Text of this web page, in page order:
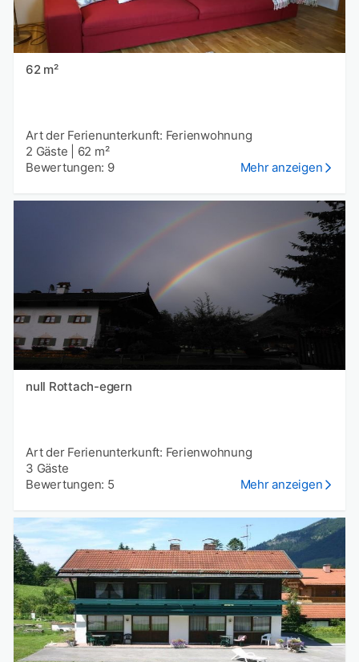
62 m²
Art der Ferienunterkunft: Ferienwohnung
2 Gäste
62 m²
Bewertungen: 9
Mehr anzeigen
null Rottach-egern
Art der Ferienunterkunft: Ferienwohnung
3 Gäste
Bewertungen: 5
Mehr anzeigen